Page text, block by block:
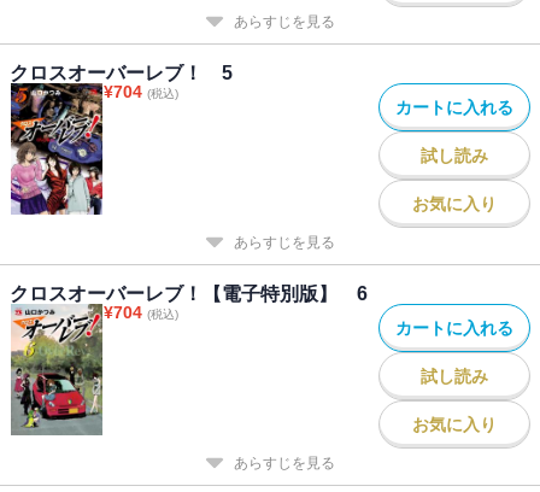
あらすじを見る
クロスオーバーレブ！ 5
¥704 (税込)
カートに入れる
試し読み
お気に入り
あらすじを見る
クロスオーバーレブ！【電子特別版】 6
¥704 (税込)
カートに入れる
試し読み
お気に入り
あらすじを見る